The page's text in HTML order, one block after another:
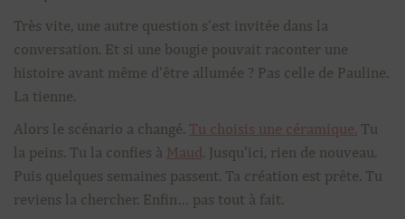
Très vite, une autre question s’est invitée dans la
conversation. Et si une bougie pouvait raconter une
histoire avant même d’être allumée ? Pas celle de Pauline.
La tienne.
Alors le scénario a changé. Tu choisis une céramique. Tu
la peins. Tu la confies à Maud. Jusqu’ici, rien de nouveau.
Puis quelques semaines passent. Ta création est prête. Tu
reviens la chercher. Enfin… pas tout à fait.